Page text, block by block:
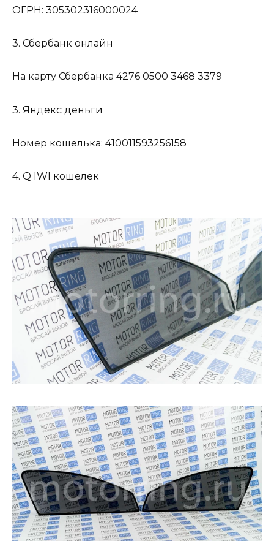
ОГРН: 305302316000024
3. Сбербанк онлайн
На карту Сбербанка 4276 0500 3468 3379
3. Яндекс деньги
Номер кошелька: 410011593256158
4. Q IWI кошелек